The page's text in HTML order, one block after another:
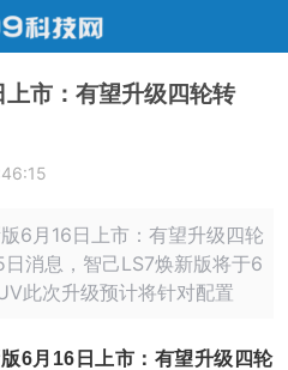
市：有望升级四轮转
6月16日上市：有望升级四轮
消息，智己LS7焕新版将于6
此次升级预计将针对配置
月16日上市：有望升级四轮